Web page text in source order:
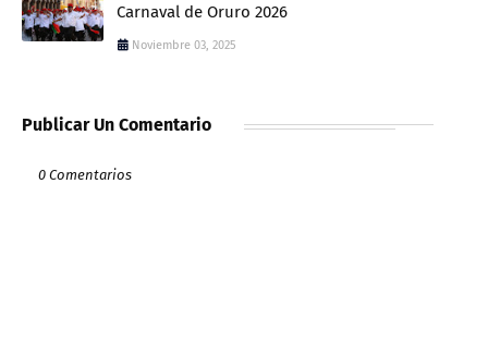
Carnaval de Oruro 2026
Noviembre 03, 2025
Publicar Un Comentario
0 Comentarios